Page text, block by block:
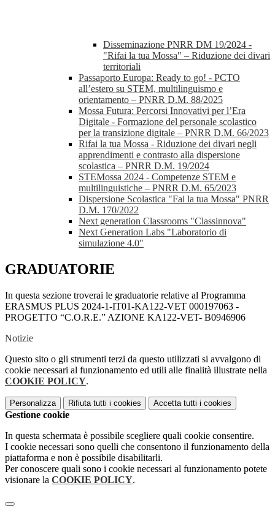
Disseminazione PNRR DM 19/2024 -
"Rifai la tua Mossa" – Riduzione dei divari
territoriali
Passaporto Europa: Ready to go! - PCTO
all’estero su STEM, multilinguismo e
orientamento – PNRR D.M. 88/2025
Mossa Futura: Percorsi Innovativi per l’Era
Digitale - Formazione del personale scolastico
per la transizione digitale – PNRR D.M. 66/2023
Rifai la tua Mossa - Riduzione dei divari negli
apprendimenti e contrasto alla dispersione
scolastica – PNRR D.M. 19/2024
STEMossa 2024 - Competenze STEM e
multilinguistiche – PNRR D.M. 65/2023
Dispersione Scolastica "Fai la tua Mossa" PNRR
D.M. 170/2022
Next generation Classrooms "Classinnova"
Next Generation Labs "Laboratorio di
simulazione 4.0"
GRADUATORIE
In questa sezione troverai le graduatorie relative al Programma
ERASMUS PLUS 2024-1-IT01-KA122-VET 000197063 -
PROGETTO “C.O.R.E.” AZIONE KA122-VET- B0946906
Notizie
Questo sito o gli strumenti terzi da questo utilizzati si avvalgono di
cookie necessari al funzionamento ed utili alle finalità illustrate nella
COOKIE POLICY.
Personalizza Rifiuta tutti i cookies Accetta tutti i cookies
Gestione cookie
In questa schermata è possibile scegliere quali cookie consentire.
I cookie necessari sono quelli che consentono il funzionamento della
piattaforma e non è possibile disabilitarli.
Per conoscere quali sono i cookie necessari al funzionamento potete
visionare la COOKIE POLICY.